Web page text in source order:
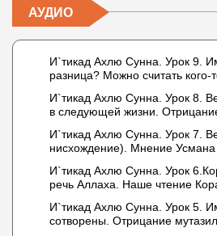
АУДИО
И`тикад Ахлю Сунна. Урок 9.
разница? Можно считать кого-
И`тикад Ахлю Сунна. Урок 8.
в следующей жизни.
Усмана ибн Саида ад-Дарими.
дела и познание
И`тикад Ахлю Сунна. Урок 7.
нисхождение). Мнение
описывается физическим
И`тикад Ахлю Сунна. Урок
речь Аллаха. Наше чтение
И`тикад Ахлю Сунна. Урок 5.
сотворены. Отрицание